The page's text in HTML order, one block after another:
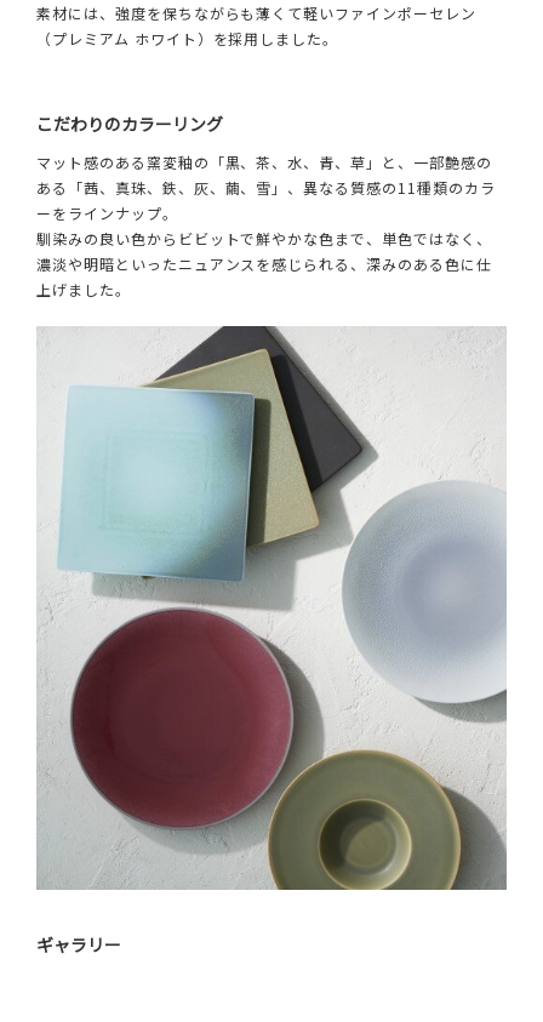
素材には、強度を保ちながらも薄くて軽いファインポーセレン
（プレミアム ホワイト）を採用しました。
こだわりのカラーリング
マット感のある窯変釉の「黒、茶、水、青、草」と、一部艶感の
ある「茜、真珠、鉄、灰、繭、雪」、異なる質感の11種類のカラ
ーをラインナップ。
馴染みの良い色からビビットで鮮やかな色まで、単色ではなく、
濃淡や明暗といったニュアンスを感じられる、深みのある色に仕
上げました。
ギャラリー